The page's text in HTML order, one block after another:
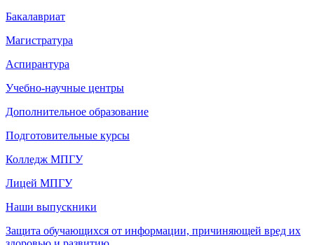
Бакалавриат
Магистратура
Аспирантура
Учебно-научные центры
Дополнительное образование
Подготовительные курсы
Колледж МПГУ
Лицей МПГУ
Наши выпускники
Защита обучающихся от информации, причиняющей вред их